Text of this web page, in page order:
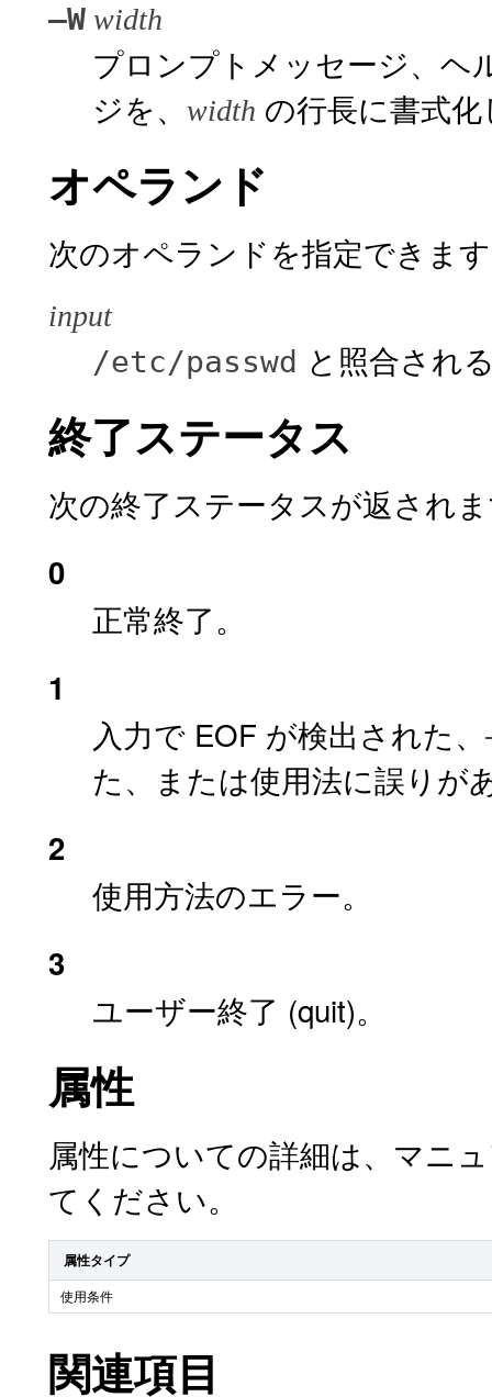
–W width
プロンプトメッセージ、ヘ
ジを、
width の行長に書式
オペランド
次のオペランドを指定できま
input
/etc/passwd と照合され
終了ステータス
次の終了ステータスが返され
0
正常終了。
1
入力で EOF が検出された、
た、または使用法に誤りが
2
使用方法のエラー。
3
ユーザー終了 (quit)。
属性
属性についての詳細は、マニ
てください。
属性タイプ
使用条件
関連項目